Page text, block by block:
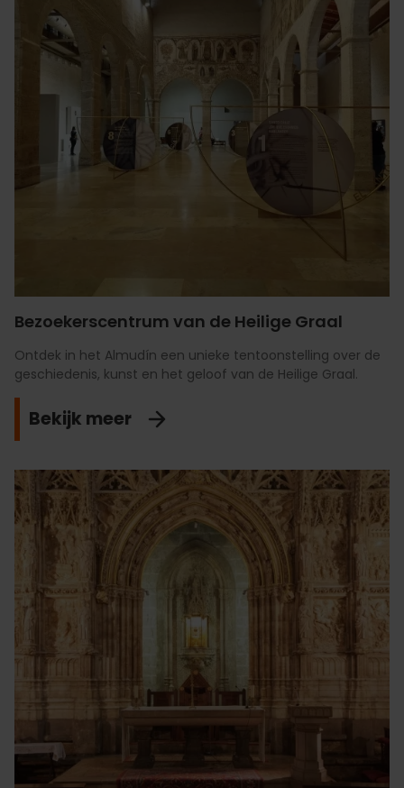
Bezoekerscentrum van de Heilige Graal
Ontdek in het Almudín een unieke tentoonstelling over de
geschiedenis, kunst en het geloof van de Heilige Graal.
Bekijk meer